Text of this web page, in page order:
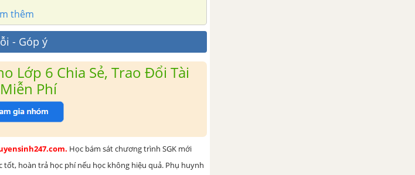
thêm
- Góp ý
Lớp 6 Chia Sẻ, Trao Đổi Tài
Phí
Học bám sát chương trình SGK mới
tốt, hoàn trả học phí nếu học không hiệu quả. Phụ huynh